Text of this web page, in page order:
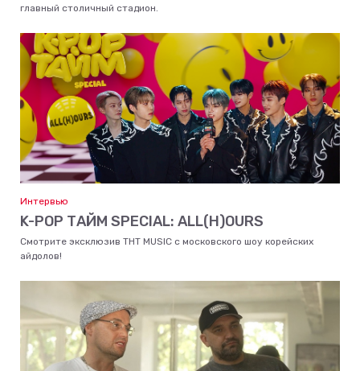
главный столичный стадион.
Интервью
K-POP ТАЙМ SPECIAL: ALL(H)OURS
Смотрите эксклюзив ТНТ MUSIC с московского шоу корейских
айдолов!